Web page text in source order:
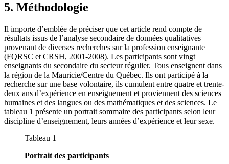
5. Méthodologie
Il importe d’emblée de préciser que cet article rend compte de
résultats issus de l’analyse secondaire de données qualitatives
provenant de diverses recherches sur la profession enseignante
(FQRSC et CRSH, 2001-2008). Les participants sont vingt
enseignants du secondaire du secteur régulier. Tous enseignent dans
la région de la Mauricie/Centre du Québec. Ils ont participé à la
recherche sur une base volontaire, ils cumulent entre quatre et trente-
deux ans d’expérience en enseignement et proviennent des sciences
humaines et des langues ou des mathématiques et des sciences. Le
tableau 1 présente un portrait sommaire des participants selon leur
discipline d’enseignement, leurs années d’expérience et leur sexe.
Tableau 1
Portrait des participants